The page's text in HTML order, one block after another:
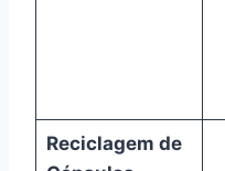
Reciclagem de